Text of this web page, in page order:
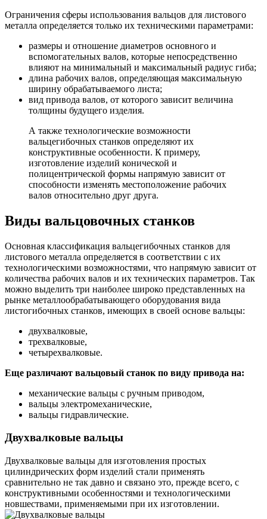
Ограничения сферы использования вальцов для листового
металла определяется только их техническими параметрами:
размеры и отношение диаметров основного и
вспомогательных валов, которые непосредственно
влияют на минимальный и максимальный радиус гиба;
длина рабочих валов, определяющая максимальную
ширину обрабатываемого листа;
вид привода валов, от которого зависит величина
толщины будущего изделия.
А также технологические возможности
вальцегибочных станков определяют их
конструктивные особенности. К примеру,
изготовление изделий конической и
полицентрической формы напрямую зависит от
способности изменять местоположение рабочих
валов относительно друг друга.
Виды вальцовочных станков
Основная классификация вальцегибочных станков для
листового металла определяется в соответствии с их
технологическими возможностями, что напрямую зависит от
количества рабочих валов и их технических параметров. Так
можно выделить три наиболее широко представленных на
рынке металлообрабатывающего оборудования вида
листогибочных станков, имеющих в своей основе вальцы:
двухвалковые,
трехвалковые,
четырехвалковые.
Еще различают вальцовый станок по виду привода на:
механические вальцы с ручным приводом,
вальцы электромеханические,
вальцы гидравлические.
Двухвалковые вальцы
Двухвалковые вальцы для изготовления простых
цилиндрических форм изделий стали применять
сравнительно не так давно и связано это, прежде всего, с
конструктивными особенностями и технологическими
новшествами, применяемыми при их изготовлении.